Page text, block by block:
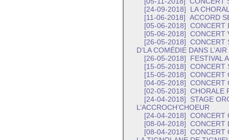
[24-09-2018]
LA
[11-06-2018]
ACCORD
[05-06-2018]
CONCERT
[05-06-2018]
CONCERT
[26-05-2018]
CONCERT
D’LA COMÉDIE DANS L’AIR
[26-05-2018]
FESTIVAL
[15-05-2018]
CONCERT
[15-05-2018]
CONCERT
[04-05-2018]
CONCERT
[02-05-2018]
CHORALE
[24-04-2018]
STAGE
L’ACCROCH’CHOEUR
[24-04-2018]
CONCERT
[08-04-2018]
CONCERT
[08-04-2018]
CONCERT